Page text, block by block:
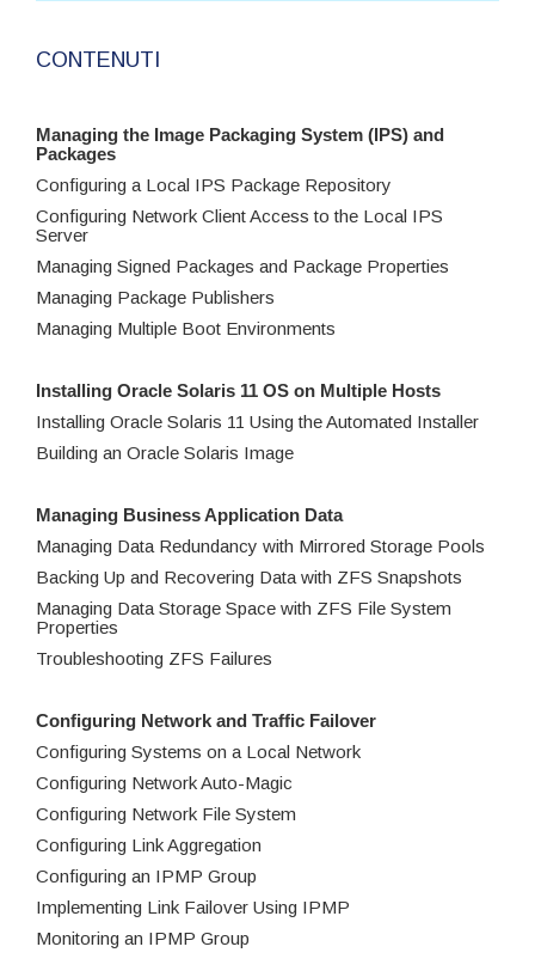
CONTENUTI
Managing the Image Packaging System (IPS) and
Packages
Configuring a Local IPS Package Repository
Configuring Network Client Access to the Local IPS
Server
Managing Signed Packages and Package Properties
Managing Package Publishers
Managing Multiple Boot Environments
Installing Oracle Solaris 11 OS on Multiple Hosts
Installing Oracle Solaris 11 Using the Automated Installer
Building an Oracle Solaris Image
Managing Business Application Data
Managing Data Redundancy with Mirrored Storage Pools
Backing Up and Recovering Data with ZFS Snapshots
Managing Data Storage Space with ZFS File System
Properties
Troubleshooting ZFS Failures
Configuring Network and Traffic Failover
Configuring Systems on a Local Network
Configuring Network Auto-Magic
Configuring Network File System
Configuring Link Aggregation
Configuring an IPMP Group
Implementing Link Failover Using IPMP
Monitoring an IPMP Group